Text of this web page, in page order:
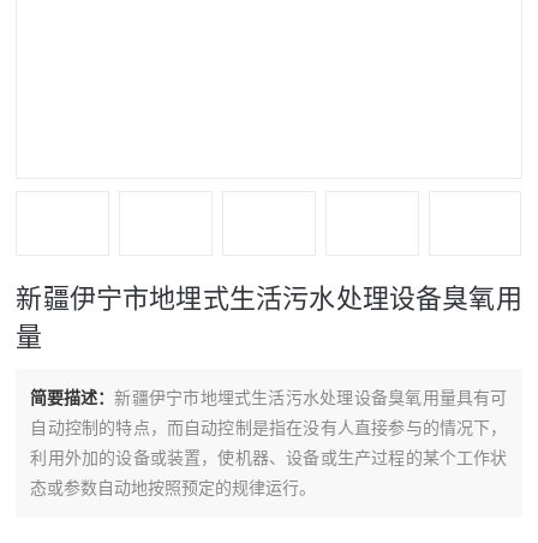
新疆伊宁市地埋式生活污水处理设备臭氧用
量
简要描述：新疆伊宁市地埋式生活污水处理设备臭氧用量具有可
自动控制的特点，而自动控制是指在没有人直接参与的情况下，
利用外加的设备或装置，使机器、设备或生产过程的某个工作状
态或参数自动地按照预定的规律运行。